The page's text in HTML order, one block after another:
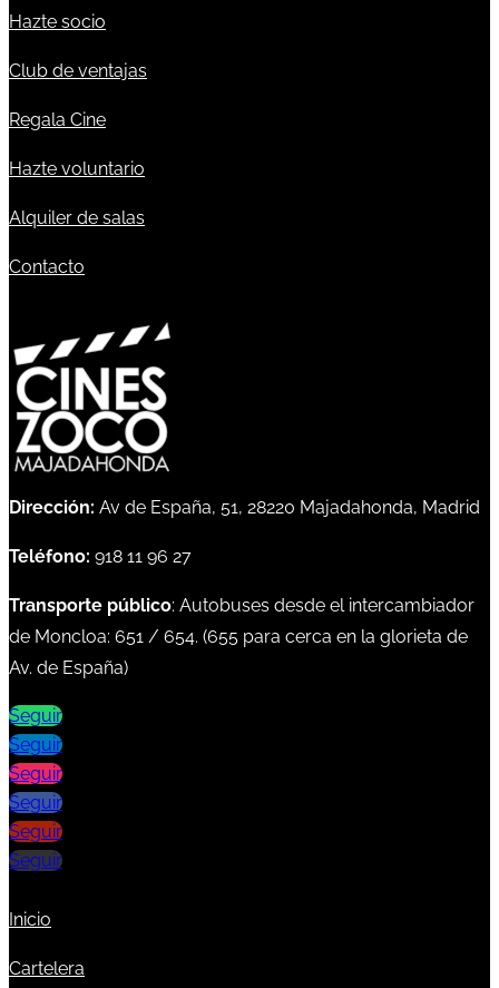
Hazte socio
Club de ventajas
Regala Cine
Hazte voluntario
Alquiler de salas
Contacto
Dirección: Av de España, 51, 28220 Majadahonda, Madrid
Teléfono: 918 11 96 27
Transporte público: Autobuses desde el intercambiador
de Moncloa: 651 / 654. (655 para cerca en la glorieta de
Av. de España)
Seguir
Seguir
Seguir
Seguir
Seguir
Seguir
Inicio
Cartelera